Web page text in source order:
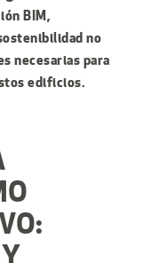
BIM,
no
necesarias para
edificios.